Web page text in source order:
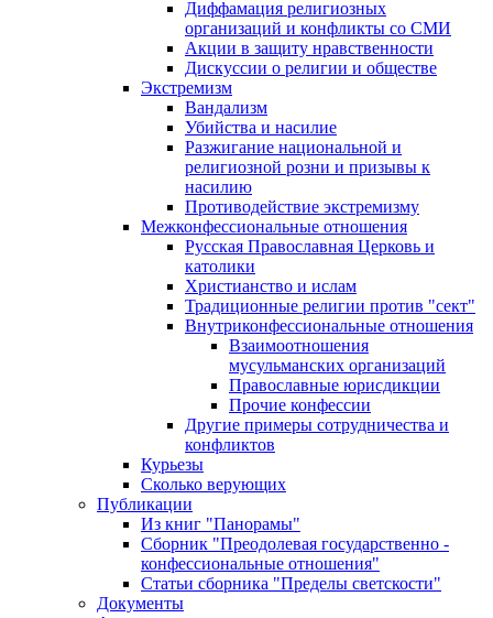
Диффамация религиозных
организаций и конфликты со СМИ
Акции в защиту нравственности
Дискуссии о религии и обществе
Экстремизм
Вандализм
Убийства и насилие
Разжигание национальной и
религиозной розни и призывы к
насилию
Противодействие экстремизму
Межконфессиональные отношения
Русская Православная Церковь и
католики
Христианство и ислам
Традиционные религии против "сект"
Внутриконфессиональные отношения
Взаимоотношения
мусульманских организаций
Православные юрисдикции
Прочие конфессии
Другие примеры сотрудничества и
конфликтов
Курьезы
Сколько верующих
Публикации
Из книг "Панорамы"
Сборник "Преодолевая государственно -
конфессиональные отношения"
Статьи сборника "Пределы светскости"
Документы